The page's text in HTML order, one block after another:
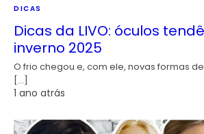
DICAS
Dicas da LIVO: óculos
inverno 2025
O frio chegou e, com ele, novas formas
[…]
1 ano atrás